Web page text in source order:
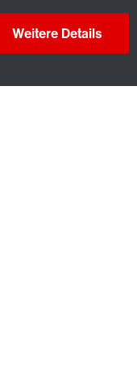
Weitere Details